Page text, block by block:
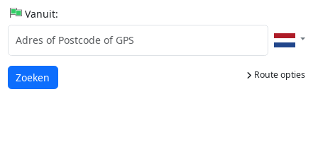
Vanuit:
Route opties
Laden...
Zoeken